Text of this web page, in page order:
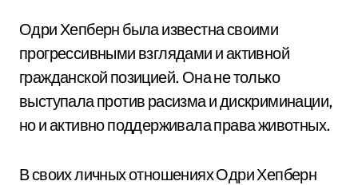
Одри Хепберн была известна своими
прогрессивными взглядами и активной
гражданской позицией. Она не только
выступала против расизма и дискриминации,
но и активно поддерживала права животных.
В своих личных отношениях Одри Хепберн